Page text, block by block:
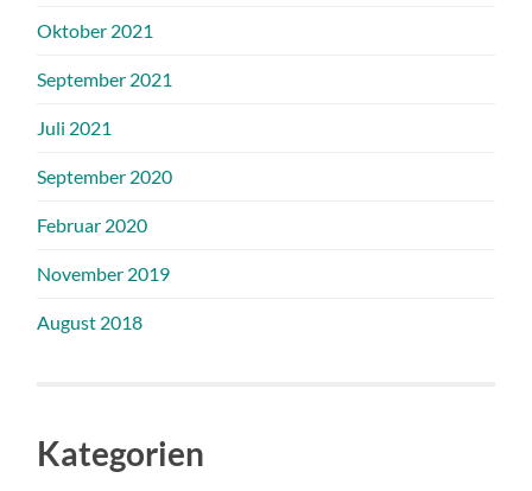
Oktober 2021
September 2021
Juli 2021
September 2020
Februar 2020
November 2019
August 2018
Kategorien